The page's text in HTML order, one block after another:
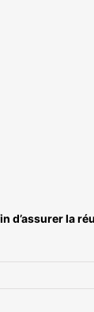
d’assurer la